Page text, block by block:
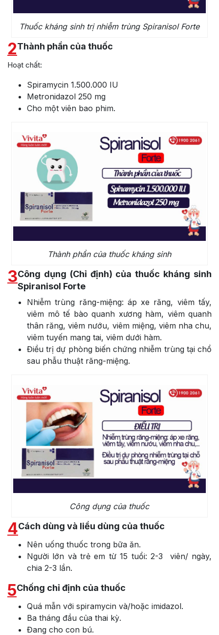
Thuốc kháng sinh trị nhiễm trùng Spiranisol Forte
2Thành phần của thuốc
Hoạt chất:
Spiramycin 1.500.000 IU
Metronidazol 250 mg
Cho một viên bao phim.
Thành phần của thuốc kháng sinh
3Công dụng (Chỉ định) của thuốc kháng sinh
Spiranisol Forte
Nhiễm trùng răng-miệng: áp xe răng, viêm tấy,
viêm mô tế bào quanh xương hàm, viêm quanh
thân răng, viêm nướu, viêm miệng, viêm nha chu,
viêm tuyến mang tai, viêm dưới hàm.
Điều trị dự phòng biến chứng nhiễm trùng tại chổ
sau phẫu thuật răng-miệng.
Công dụng của thuốc
4Cách dùng và liều dùng của thuốc
Nên uống thuốc trong bữa ăn.
Người lớn và trẻ em từ 15 tuổi: 2-3 viên/ ngày,
chia 2-3 lần.
5Chống chỉ định của thuốc
Quá mẫn với spiramycin và/hoặc imidazol.
Ba tháng đầu của thai kỳ.
Đang cho con bú.